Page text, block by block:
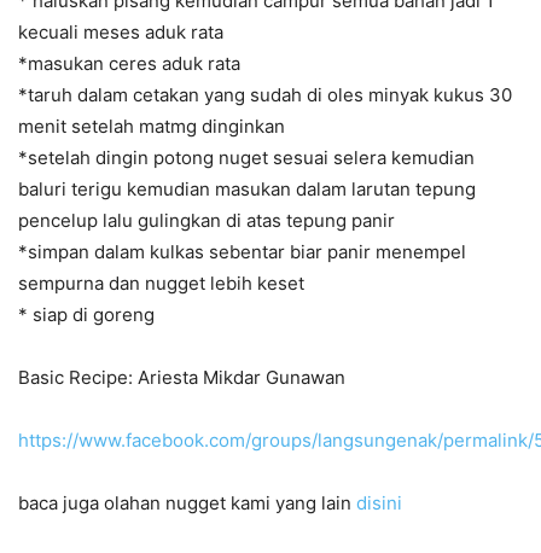
kecuali meses aduk rata
*masukan ceres aduk rata
*taruh dalam cetakan yang sudah di oles minyak kukus 30
menit setelah matmg dinginkan
*setelah dingin potong nuget sesuai selera kemudian
baluri terigu kemudian masukan dalam larutan tepung
pencelup lalu gulingkan di atas tepung panir
*simpan dalam kulkas sebentar biar panir menempel
sempurna dan nugget lebih keset
* siap di goreng
Basic Recipe: Ariesta Mikdar Gunawan
https://www.facebook.com/groups/langsungenak/permalink/
baca juga olahan nugget kami yang lain disini